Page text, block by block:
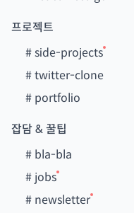
프로젝트
#side-projects
#twitter-clone
# portfolio
잡담 & 꿀팁
# bla-bla
# jobs
# newsletter